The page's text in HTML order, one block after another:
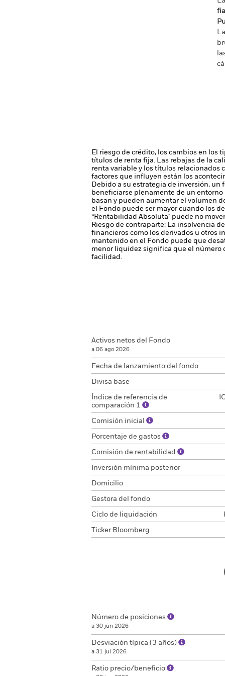
El riesgo de crédito, los cambios en
títulos de renta fija. Las rebajas de la
renta variable y los títulos relacionados
factores que influyen están los
Debido a su estrategia de inversión,
beneficiarse plenamente de un entorno
basan y pueden aumentar el volumen
el Fondo puede ser mayor cuando los
“Rentabilidad Absoluta" puede no
Riesgo de contraparte: La insolvencia
financieros como los derivados u otros
mantenido en el Fondo puede que
menor liquidez significa que el número
facilidad.
Activos netos del Fondo
a 06 ago 2026
Fecha de lanzamiento del fondo
Divisa base
Índice de referencia de
comparación 1
Comisión inicial
Porcentaje de gastos
Comisión de rentabilidad
Inversión mínima posterior
Domicilio
Gestora del fondo
Ciclo de liquidación
Ticker Bloomberg
Número de posiciones
a 30 jun 2026
Desviación típica (3 años)
a 31 jul 2026
Ratio precio/beneficio